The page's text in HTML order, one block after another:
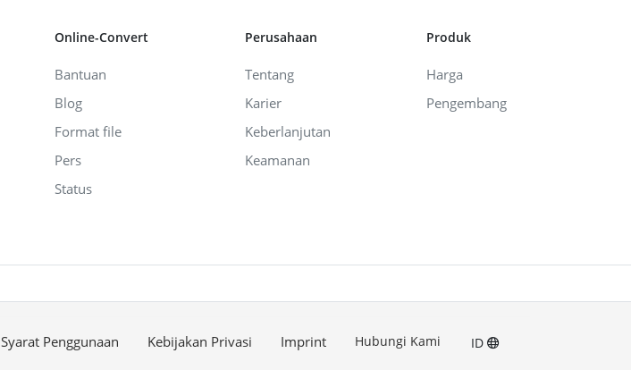
Online-Convert
Bantuan
Blog
Format file
Pers
Status
Perusahaan
Tentang
Karier
Keberlanjutan
Keamanan
Produk
Harga
Pengembang
Syarat Penggunaan Kebijakan Privasi Imprint Hubungi Kami ID